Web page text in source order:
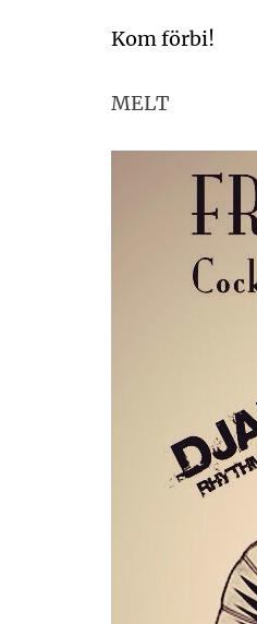
Kom förbi!
MELT